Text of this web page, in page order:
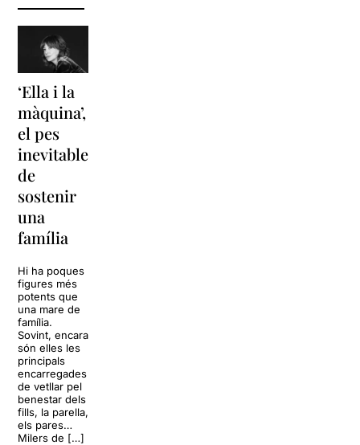
‘Ella i la
màquina’,
el pes
inevitable
de
sostenir
una
família
Hi ha poques
figures més
potents que
una mare de
família.
Sovint, encara
són elles les
principals
encarregades
de vetllar pel
benestar dels
fills, la parella,
els pares…
Milers de […]